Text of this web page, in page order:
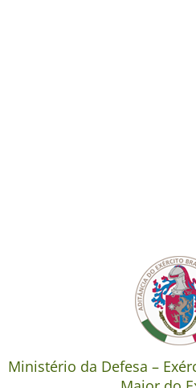
Ministério da Defesa –